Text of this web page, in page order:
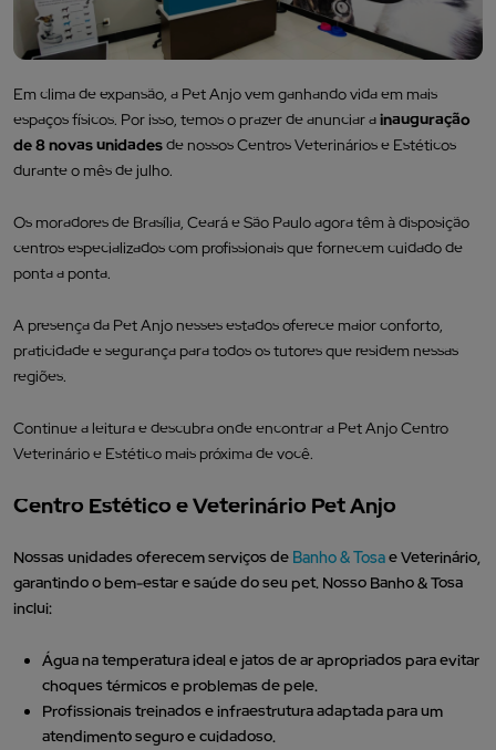
Em clima de expansão, a Pet Anjo vem ganhando vida em mais
espaços físicos. Por isso, temos o prazer de anunciar ainauguração
de 8 novas unidadesde nossos Centros Veterinários e Estéticos
durante o mês de julho.
Os moradores de Brasília, Ceará e São Paulo agora têm à disposição
centros especializados com profissionais que fornecem cuidado de
ponta a ponta.
A presença da Pet Anjo nesses estados oferece maior conforto,
praticidade e segurança para todos os tutores que residem nessas
regiões.
Continue a leitura e descubra onde encontrar a Pet Anjo Centro
Veterinário e Estético mais próxima de você.
Centro Estético e Veterinário Pet Anjo
Nossas unidades oferecem serviços de Banho & Tosae Veterinário,
garantindo o bem-estar e saúde do seu pet. Nosso Banho & Tosa
inclui:
Água na temperatura ideal e jatos de ar apropriados para evitar
choques térmicos e problemas de pele.
Profissionais treinados e infraestrutura adaptada para um
atendimento seguro e cuidadoso.